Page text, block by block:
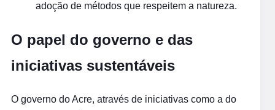
adoção de métodos que respeitem a natureza.
O papel do governo e das
iniciativas sustentáveis
O governo do Acre, através de iniciativas como a do